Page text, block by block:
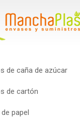
de caña de azúcar
de cartón
papel